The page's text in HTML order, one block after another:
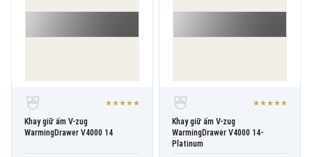
★★★★★
Khay giữ ấm V-zug
WarmingDrawer V4000 14
★★★★★
Khay giữ ấm V-zug
WarmingDrawer V4000 14-
Platinum